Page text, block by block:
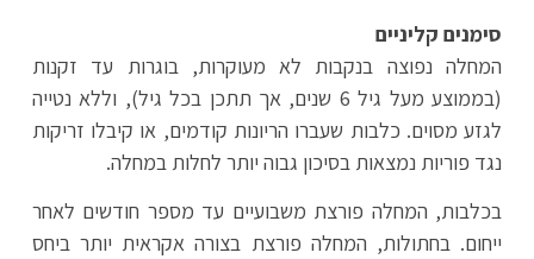
סימנים קליניים
המחלה נפוצה בנקבות לא מעוקרות, בוגרות עד זקנות
(בממוצע מעל גיל 6 שנים, אך תתכן בכל גיל), וללא נטייה
לגזע מסוים. כלבות שעברו הריונות קודמים, או קיבלו זריקות
נגד פוריות נמצאות בסיכון גבוה יותר לחלות במחלה.
בכלבות, המחלה פורצת משבועיים עד מספר חודשים לאחר
ייחום. בחתולות, המחלה פורצת בצורה אקראית יותר ביחס